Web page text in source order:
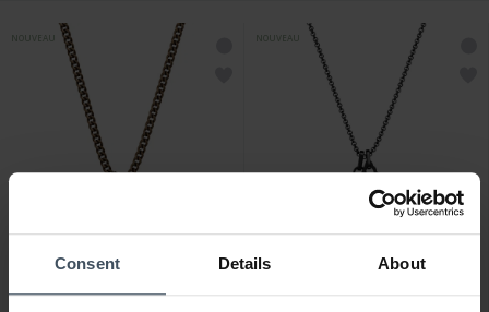
Consent Details About
avant CHF 129.00